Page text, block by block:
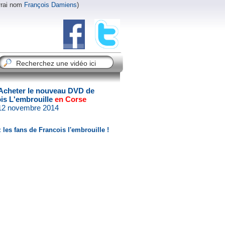
nom François Damiens)
le nouveau DVD de
L'embrouille en Corse
novembre 2014
les fans de Francois l'embrouille !